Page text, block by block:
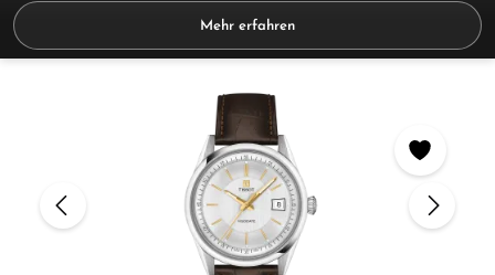
Mehr erfahren
Bildergalerie überspringen